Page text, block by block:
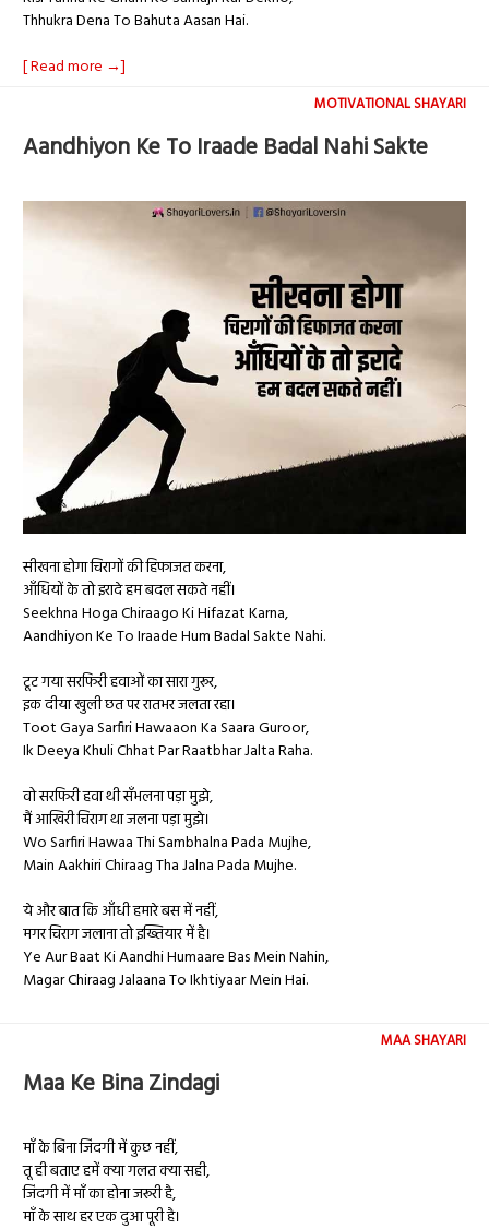
Thhukra Dena To Bahuta Aasan Hai.
[ Read more →]
MOTIVATIONAL SHAYARI
Aandhiyon Ke To Iraade Badal Nahi Sakte
सीखना होगा चिरागों की हिफाजत करना,
आँधियों के तो इरादे हम बदल सकते नहीं।
Seekhna Hoga Chiraago Ki Hifazat Karna,
Aandhiyon Ke To Iraade Hum Badal Sakte Nahi.
टूट गया सरफिरी हवाओं का सारा गुरूर,
इक दीया खुली छत पर रातभर जलता रहा।
Toot Gaya Sarfiri Hawaaon Ka Saara Guroor,
Ik Deeya Khuli Chhat Par Raatbhar Jalta Raha.
वो सरफिरी हवा थी सँभलना पड़ा मुझे,
मैं आखिरी चिराग था जलना पड़ा मुझे।
Wo Sarfiri Hawaa Thi Sambhalna Pada Mujhe,
Main Aakhiri Chiraag Tha Jalna Pada Mujhe.
ये और बात कि आँधी हमारे बस में नहीं,
मगर चिराग जलाना तो इख्तियार में है।
Ye Aur Baat Ki Aandhi Humaare Bas Mein Nahin,
Magar Chiraag Jalaana To Ikhtiyaar Mein Hai.
MAA SHAYARI
Maa Ke Bina Zindagi
माँ के बिना जिंदगी में कुछ नहीं,
तू ही बताए हमें क्या गलत क्या सही,
जिंदगी में माँ का होना जरूरी है,
माँ के साथ हर एक दुआ पूरी है।